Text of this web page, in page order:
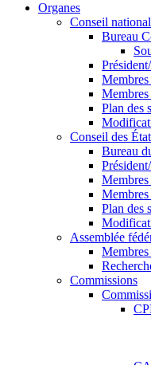
Organes
Conseil national
Bureau
Plan des
Conseil des
Bureau
Plan des
Assemblée
Commissions